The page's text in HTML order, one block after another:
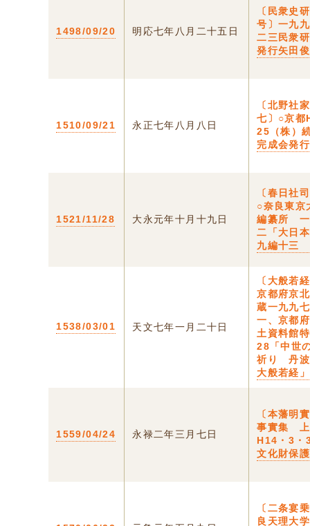
1498/09/20 明応七年八月二十五日
〔民衆史
号〕一九
二三民衆
発行矢田
1510/09/21 永正七年八月八日
〔北野社
七〕○京都
25（株）
完成会発行
1521/11/28 大永元年十月十九日
〔春日社
○奈良東京
編纂所 一
二「大日
九編十三
1538/03/01 天文七年一月二十日
〔大般若
京都府京
蔵一九九
一、京都
土資料館
28「中世
祈り 丹波
大般若経」
1559/04/24 永禄二年三月七日
〔本藩明
事實集 上
H14・3・
文化財保
〔二条宴
良天理大